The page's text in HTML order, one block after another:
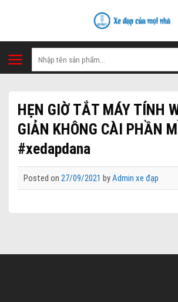
Tìm
kiếm:
HẸN GIỜ TẮT MÁY TÍNH
GIẢN KHÔNG CÀI PHẦN
#xedapdana
Posted on 27/09/2021 byAdmin xe đạp